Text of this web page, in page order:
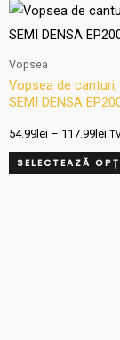
Vopsea
Vopsea de canturi,
SEMI DENSA
54.99 lei – 117.99 lei
la
SELECTEAZĂ